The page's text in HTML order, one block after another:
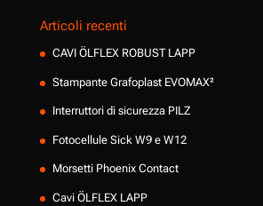
Articoli recenti
CAVI ÖLFLEX ROBUST LAPP
Stampante Grafoplast EVOMAX²
Interruttori di sicurezza PILZ
Fotocellule Sick W9 e W12
Morsetti Phoenix Contact
Cavi ÖLFLEX LAPP